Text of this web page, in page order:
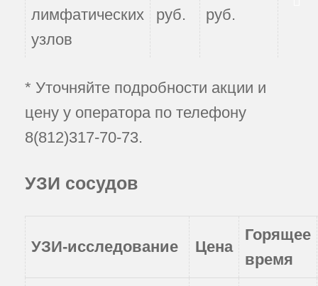
лимфатических
узлов
руб.
руб.
* Уточняйте подробности акции и
цену у оператора по телефону
8(812)317-70-73.
УЗИ сосудов
УЗИ-исследование Цена
Горящее
время